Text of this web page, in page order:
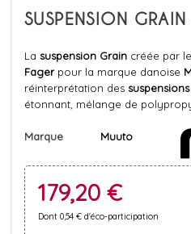
SUSPENSION
La suspension Grain créée par
Fagerpour la marque danoise
réinterprétation des
étonnant, mélange de
Marque Muuto
179,20 €
Dont 0,54 € d'éco-participation